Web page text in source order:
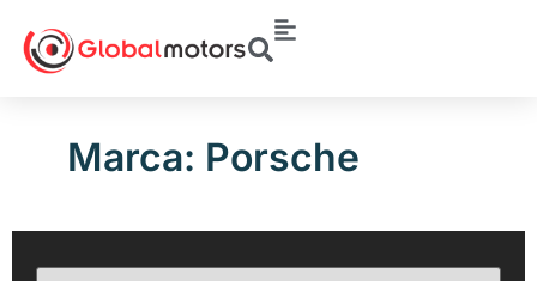
Marca: Porsche